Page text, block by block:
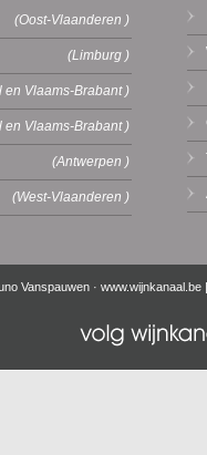
(Oost-Vlaanderen )
(Limburg )
en Vlaams-Brabant )
en Vlaams-Brabant )
(Antwerpen )
(West-Vlaanderen )
Vanspauwen · www.wijnkanaal.be